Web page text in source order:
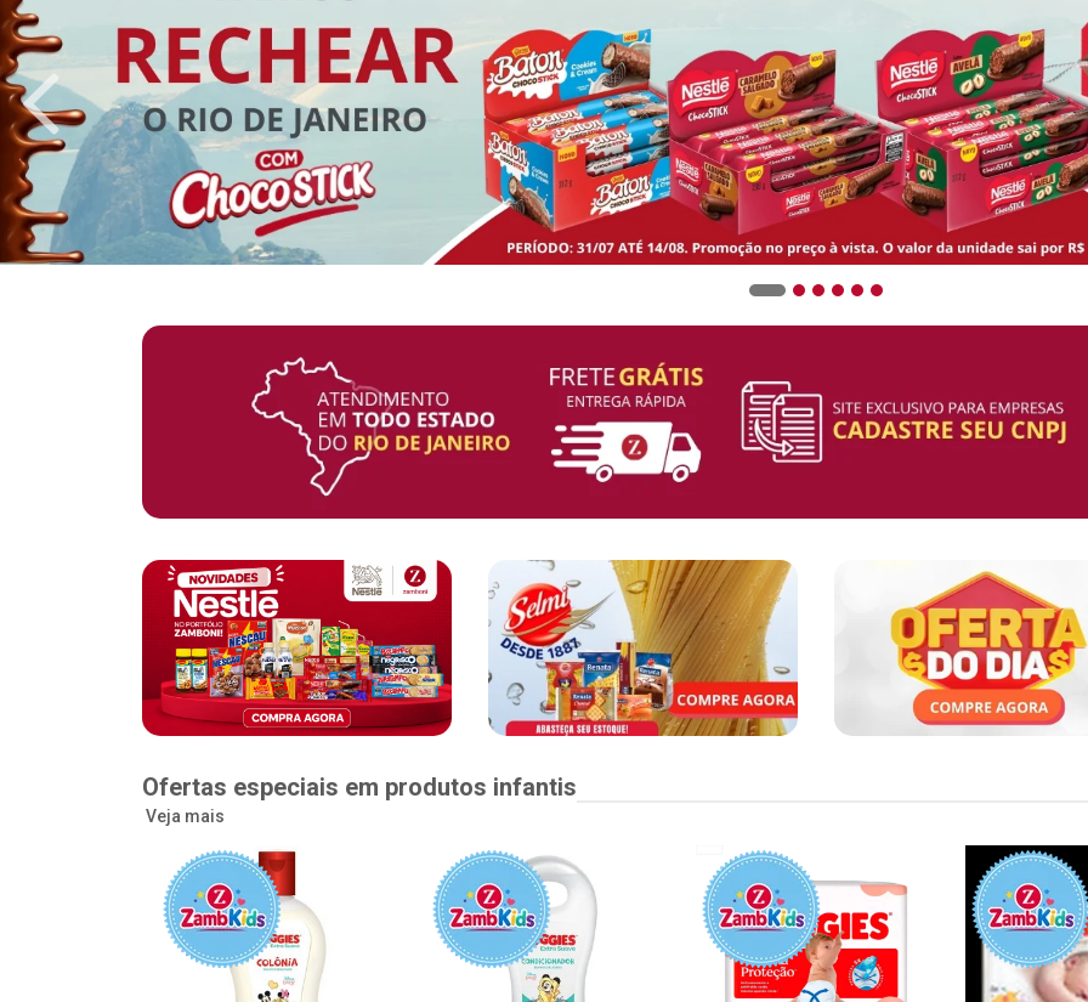
Ofertas especiais em produtos infantis
Veja mais